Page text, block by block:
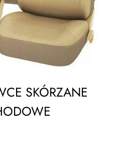
SKÓRZANE